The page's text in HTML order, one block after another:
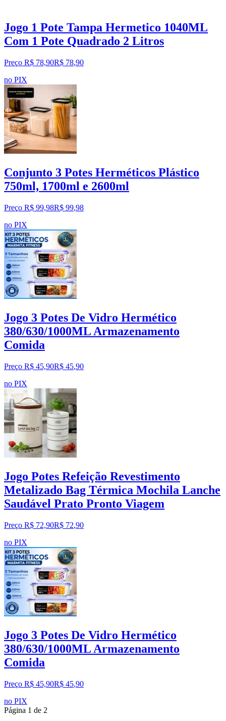
Jogo 1 Pote Tampa Hermetico 1040ML
Com 1 Pote Quadrado 2 Litros
Preço R$ 78,90R$ 78,90
no PIX
Conjunto 3 Potes Herméticos Plástico
750ml, 1700ml e 2600ml
Preço R$ 99,98R$ 99,98
no PIX
Jogo 3 Potes De Vidro Hermético
380/630/1000ML Armazenamento
Comida
Preço R$ 45,90R$ 45,90
no PIX
Jogo Potes Refeição Revestimento
Metalizado Bag Térmica Mochila Lanche
Saudável Prato Pronto Viagem
Preço R$ 72,90R$ 72,90
no PIX
Jogo 3 Potes De Vidro Hermético
380/630/1000ML Armazenamento
Comida
Preço R$ 45,90R$ 45,90
no PIX
Página 1 de 2